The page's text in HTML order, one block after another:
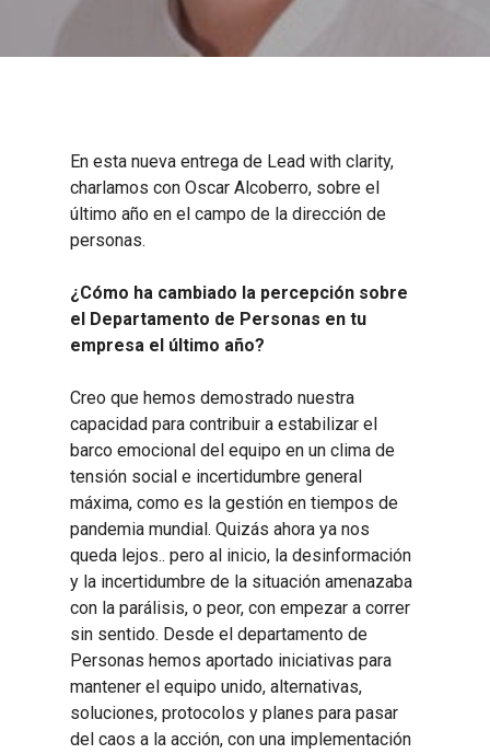
En esta nueva entrega de Lead with clarity,
charlamos con Oscar Alcoberro, sobre el
último año en el campo de la dirección de
personas.
¿Cómo ha cambiado la percepción sobre
el Departamento de Personas en tu
empresa el último año?
Creo que hemos demostrado nuestra
capacidad para contribuir a estabilizar el
barco emocional del equipo en un clima de
tensión social e incertidumbre general
máxima, como es la gestión en tiempos de
pandemia mundial. Quizás ahora ya nos
queda lejos.. pero al inicio, la desinformación
y la incertidumbre de la situación amenazaba
con la parálisis, o peor, con empezar a correr
sin sentido. Desde el departamento de
Personas hemos aportado iniciativas para
mantener el equipo unido, alternativas,
soluciones, protocolos y planes para pasar
del caos a la acción, con una implementación